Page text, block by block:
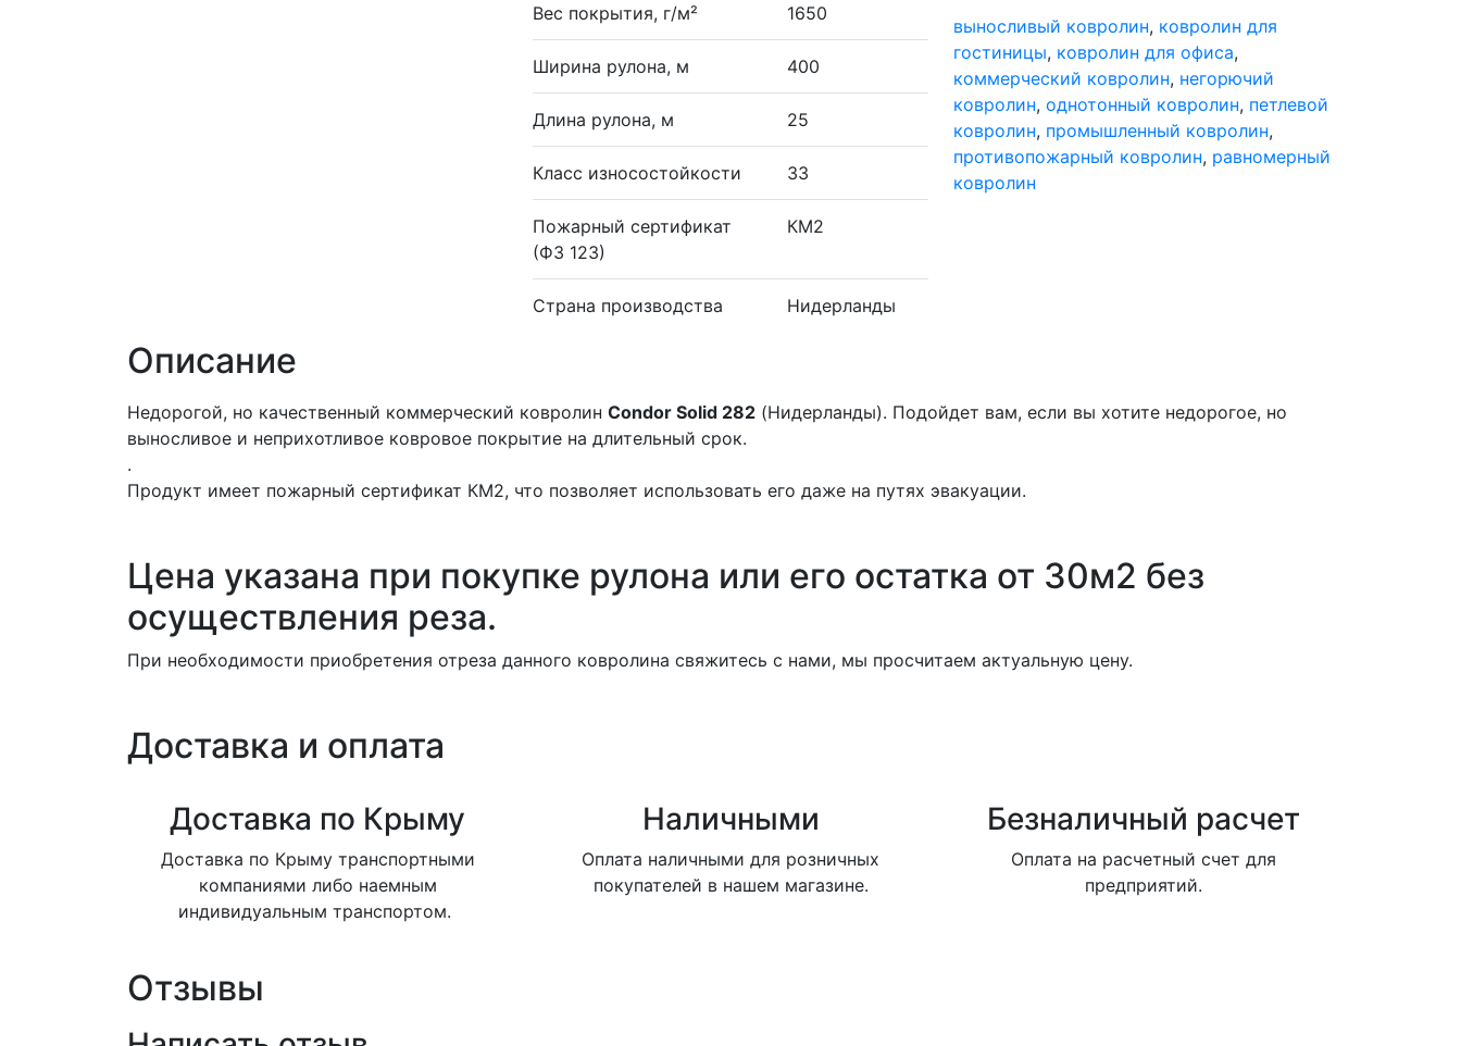
Вес покрытия, г/м² 1650
Ширина рулона, м 400
Длина рулона, м 25
Класс износостойкости 33
Пожарный сертификат
(ФЗ 123)
КМ2
Страна производства Нидерланды
выносливый ковролин, ковролин для
гостиницы, ковролин для офиса,
коммерческий ковролин, негорючий
ковролин, однотонный ковролин, петлевой
ковролин, промышленный ковролин,
противопожарный ковролин, равномерный
ковролин
Описание
Недорогой, но качественный коммерческий ковролин Condor Solid 282 (Нидерланды). Подойдет вам, если вы хотите недорогое, но
выносливое и неприхотливое ковровое покрытие на длительный срок.
.
Продукт имеет пожарный сертификат КМ2, что позволяет использовать его даже на путях эвакуации.
Цена указана при покупке рулона или его остатка от 30м2 без
осуществления реза.
При необходимости приобретения отреза данного ковролина свяжитесь с нами, мы просчитаем актуальную цену.
Доставка и оплата
Доставка по Крыму
Доставка по Крыму транспортными
компаниями либо наемным
индивидуальным транспортом.
Наличными
Оплата наличными для розничных
покупателей в нашем магазине.
Безналичный расчет
Оплата на расчетный счет для
предприятий.
Отзывы